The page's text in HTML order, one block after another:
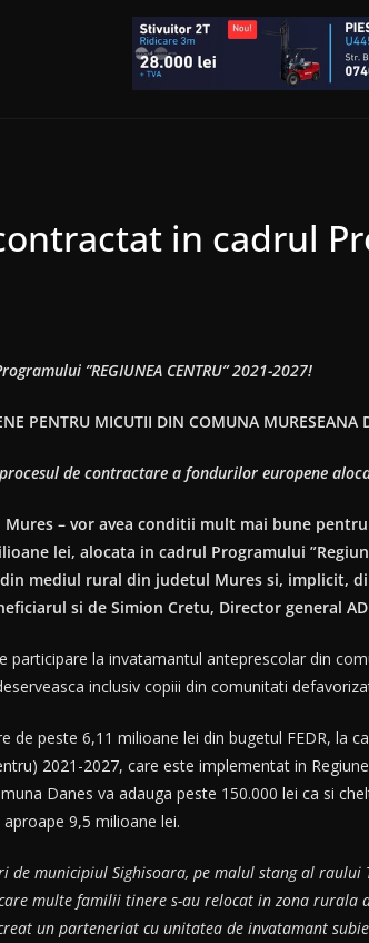
in cadrul
”REGIUNEA CENTRU” 2021-2027!
PENTRU MICUTII DIN COMUNA MURESEANA
de contractare a fondurilor europene
– vor avea conditii mult mai bune
lei, alocata in cadrul Programului
mediul rural din judetul Mures si, implicit,
si de Simion Cretu, Director general
participare la invatamantul anteprescolar din
inclusiv copiii din comunitati
de peste 6,11 milioane lei din bugetul FEDR, la
2021-2027, care este implementat in
Danes va adauga peste 150.000 lei ca si
9,5 milioane lei.
de municipiul Sighisoara, pe malul stang al
multe familii tinere s-au relocat in zona
un parteneriat cu unitatea de invatamant